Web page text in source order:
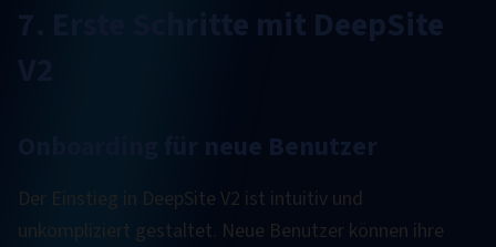
7. Erste Schritte mit DeepSite
Onboarding für neue Benutzer
Der Einstieg in DeepSite V2 ist intuitiv und
unkompliziert gestaltet. Neue Benutzer können ihre